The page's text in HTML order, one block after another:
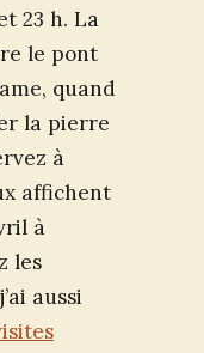
23 h. La
le pont
quand
la pierre
à
affichent
à
les
aussi